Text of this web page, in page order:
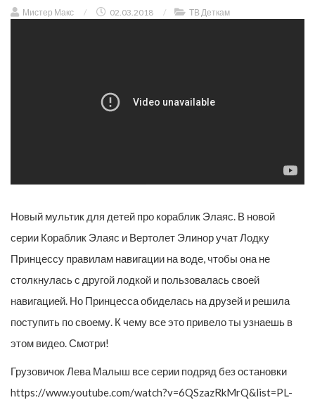
Мистер Макс / 02.03.2018 / ТВ Деткам
Новый мультик для детей про кораблик Элаяс. В новой
серии Кораблик Элаяс и Вертолет Элинор учат Лодку
Принцессу правилам навигации на воде, чтобы она не
столкнулась с другой лодкой и пользовалась своей
навигацией. Но Принцесса обиделась на друзей и решила
поступить по своему. К чему все это привело ты узнаешь в
этом видео. Смотри!
Грузовичок Лева Малыш все серии подряд без остановки
https://www.youtube.com/watch?v=6QSzazRkMrQ&list=PL-